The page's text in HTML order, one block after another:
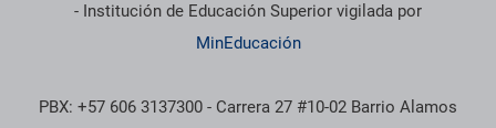
- Institución de Educación Superior vigilada por
MinEducación
PBX: +57 606 3137300 - Carrera 27 #10-02 Barrio Alamos